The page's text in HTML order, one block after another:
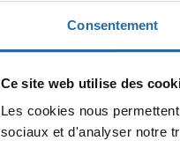
Consentement